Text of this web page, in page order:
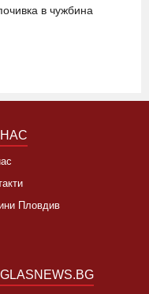
в чужбина
Пловдив